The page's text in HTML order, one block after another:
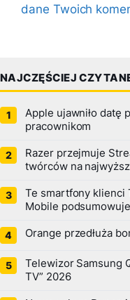
dane Twoich
NAJCZĘŚCIEJ
Apple ujawniło datę
pracownikom
Razer przejmuje
twórców na
Te smartfony klienci
Mobile
Orange przedłuża
Telewizor Samsung
TV” 2026